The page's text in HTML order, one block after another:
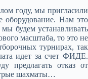
году, мы пригласили
оборудование. Нам это
будем устанавливать
масштаба, то это не
турнирах, так
идет за счет ФИДЕ.
предлагать отказ от
шахматы…